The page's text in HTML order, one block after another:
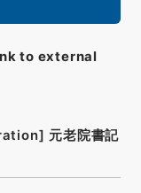
to external
元老院書記